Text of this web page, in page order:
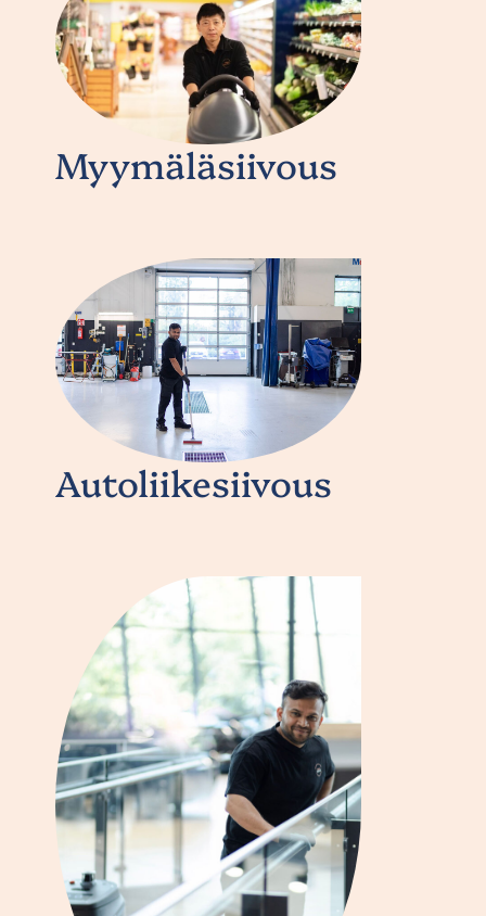
Myymäläsiivous
Autoliikesiivous